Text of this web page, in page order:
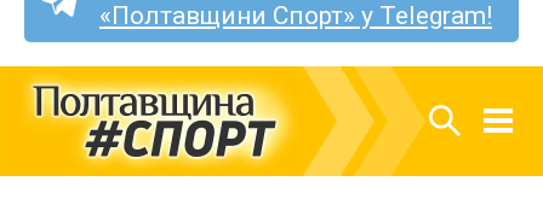
«Полтавщини Спорт» у Telegram!